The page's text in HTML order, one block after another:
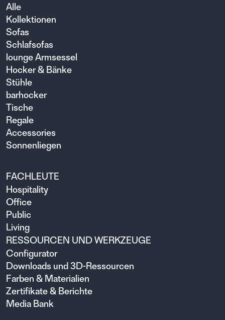
Alle
Kollektionen
Sofas
Schlafsofas
lounge Armsessel
Hocker & Bänke
Stühle
barhocker
Tische
Regale
Accessories
Sonnenliegen
FACHLEUTE
Hospitality
Office
Public
Living
RESSOURCEN UND WERKZEUGE
Configurator
Downloads und 3D-Ressourcen
Farben & Materialien
Zertifikate & Berichte
Media Bank